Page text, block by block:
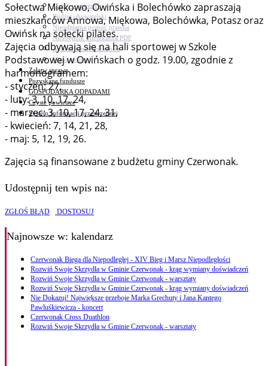
C.ześć w gminie!
Budżet obywatelski
Nieodpłatna pomoc prawna
Niezbędnik mieszkańca PDF
Aplikacja mMieszkaniec
Mapa gminy
Załatw sprawę
Pozyskane fundusze
GOSPODARKA ODPADAMI
Czyste powietrze
System Informacji przestrzennej
Sołectwa Miękowo, Owińska i Bolechówko zapraszają
mieszkańców Annowa, Miękowa, Bolechówka, Potasz oraz
Owińsk na sołecki pilates.
Zajęcia odbywają się na hali sportowej w Szkole
Podstawowej w Owińskach o godz. 19.00, zgodnie z
harmonogramem:
- styczeń: 27,
- luty: 3, 10, 17, 24,
- marzec: 3, 10, 17, 24, 31,
- kwiecień: 7, 14, 21, 28,
- maj: 5, 12, 19, 26.
Zajęcia są finansowane z budżetu gminy Czerwonak.
Udostępnij ten wpis na:
ZGŁOŚ BŁĄD DOSTOSUJ
Najnowsze w: kalendarz
Czerwonak Biega dla Niepodległej - XIV Bieg i Marsz Niepodległości
Rozwiń Swoje Skrzydła w Gminie Czerwonak - krąg wymiany doświadczeń
Rozwiń Swoje Skrzydła w Gminie Czerwonak - warsztaty
Rozwiń Swoje Skrzydła w Gminie Czerwonak - krąg wymiany doświadczeń
Nie Dokazuj! Największe przeboje Marka Grechuty i Jana Kantego
Pawluśkiewicza - koncert
Czerwonak Cross Duathlon
Rozwiń Swoje Skrzydła w Gminie Czerwonak - warsztaty